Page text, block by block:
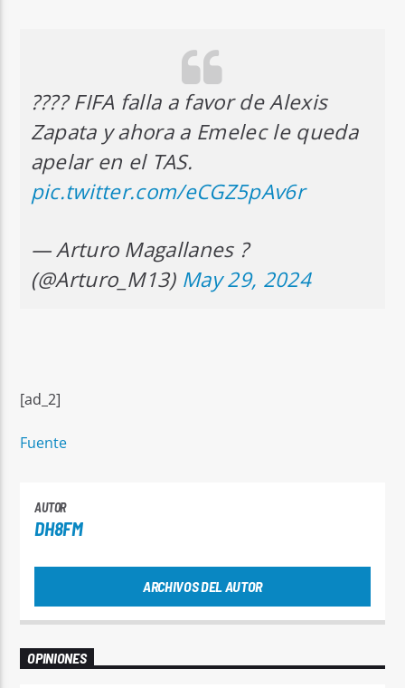
???? FIFA falla a favor de Alexis
Zapata y ahora a Emelec le queda
apelar en el TAS.
pic.twitter.com/eCGZ5pAv6r
— Arturo Magallanes ?
(@Arturo_M13) May 29, 2024
[ad_2]
Fuente
AUTOR
DH8FM
ARCHIVOS DEL AUTOR
OPINIONES